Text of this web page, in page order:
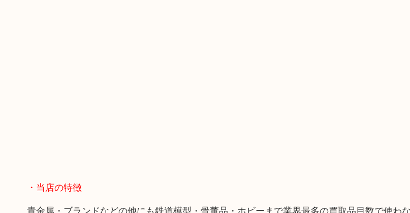
・当店の特徴
貴金属・ブランドなどの他にも鉄道模型・骨董品・ホビーまで業界最多の買取品目数で使わ